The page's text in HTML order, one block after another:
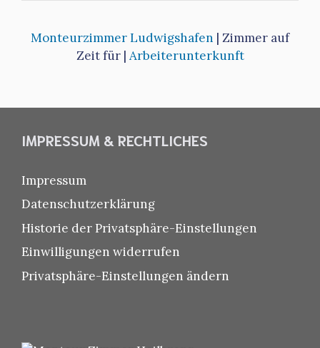
Monteurzimmer Ludwigshafen | Zimmer auf
Zeit für | Arbeiterunterkunft
IMPRESSUM & RECHTLICHES
Impressum
Datenschutzerklärung
Historie der Privatsphäre-Einstellungen
Einwilligungen widerrufen
Privatsphäre-Einstellungen ändern